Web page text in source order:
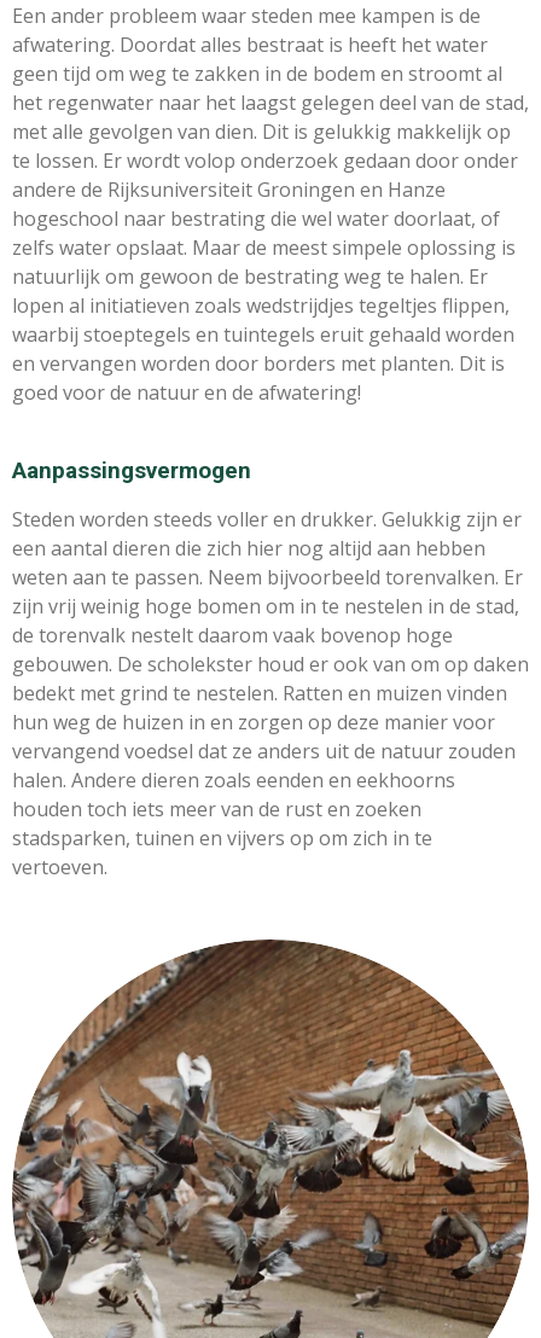
Een ander probleem waar steden mee kampen is de
afwatering. Doordat alles bestraat is heeft het water
geen tijd om weg te zakken in de bodem en stroomt al
het regenwater naar het laagst gelegen deel van de stad,
met alle gevolgen van dien. Dit is gelukkig makkelijk op
te lossen. Er wordt volop onderzoek gedaan door onder
andere de Rijksuniversiteit Groningen en Hanze
hogeschool naar bestrating die wel water doorlaat, of
zelfs water opslaat. Maar de meest simpele oplossing is
natuurlijk om gewoon de bestrating weg te halen. Er
lopen al initiatieven zoals wedstrijdjes tegeltjes flippen,
waarbij stoeptegels en tuintegels eruit gehaald worden
en vervangen worden door borders met planten. Dit is
goed voor de natuur en de afwatering!
Aanpassingsvermogen
Steden worden steeds voller en drukker. Gelukkig zijn er
een aantal dieren die zich hier nog altijd aan hebben
weten aan te passen. Neem bijvoorbeeld torenvalken. Er
zijn vrij weinig hoge bomen om in te nestelen in de stad,
de torenvalk nestelt daarom vaak bovenop hoge
gebouwen. De scholekster houd er ook van om op daken
bedekt met grind te nestelen. Ratten en muizen vinden
hun weg de huizen in en zorgen op deze manier voor
vervangend voedsel dat ze anders uit de natuur zouden
halen. Andere dieren zoals eenden en eekhoorns
houden toch iets meer van de rust en zoeken
stadsparken, tuinen en vijvers op om zich in te
vertoeven.